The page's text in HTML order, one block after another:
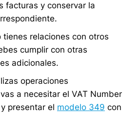
facturas y conservar la
tienes relaciones con otros
cumplir con otras
adicionales.
operaciones
a necesitar el VAT Number
presentar el modelo 349 con